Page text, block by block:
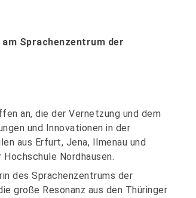
Sprachenzentrum der
an, die der Vernetzung und dem
und Innovationen in der
aus Erfurt, Jena, Ilmenau und
Nordhausen.
des Sprachenzentrums der
große Resonanz aus den Thüringer